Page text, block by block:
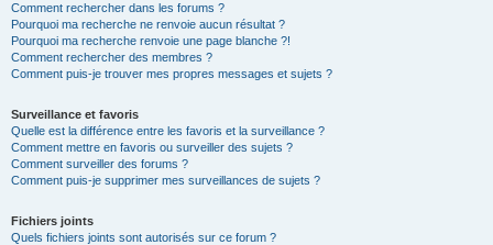
Comment rechercher dans les forums ?
Pourquoi ma recherche ne renvoie aucun résultat ?
Pourquoi ma recherche renvoie une page blanche ?!
Comment rechercher des membres ?
Comment puis-je trouver mes propres messages et sujets ?
Surveillance et favoris
Quelle est la différence entre les favoris et la surveillance ?
Comment mettre en favoris ou surveiller des sujets ?
Comment surveiller des forums ?
Comment puis-je supprimer mes surveillances de sujets ?
Fichiers joints
Quels fichiers joints sont autorisés sur ce forum ?